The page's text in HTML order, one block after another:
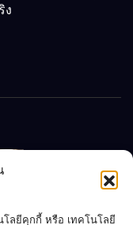
โลยีคุกกี้ หรือ เทคโนโลยี
ง
หญิง 12 ขวบ
แต่งงานกับ
เจ้าของคาร์